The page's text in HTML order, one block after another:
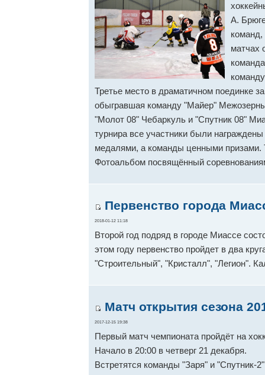
А.
команд,
матчах
Третье место в драматичном поединке
обыгравшая команду "Майер"
"Молот 08" Чебаркуль и "Спутник 08"
турнира все участники были
медалями, а команды ценными призами.
Фотоальбом посвящённый
Первенство города
2018-01-12 11:18
Второй год подряд в городе Миассе
этом году первенство пройдет в два
"Строительный", "Кристалл", "Легион".
Матч открытия сезона
2017-12-15 19:38
Первый матч чемпионата пройдёт на
Начало в 20:00 в четверг 21 декабря.
Встретятся команды "Заря" и "Спутник-